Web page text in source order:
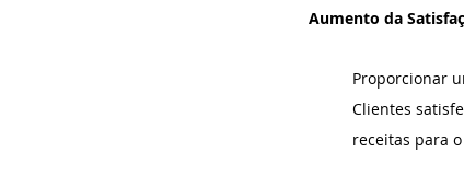
Aumento da
Proporcionar
Clientes
receitas para